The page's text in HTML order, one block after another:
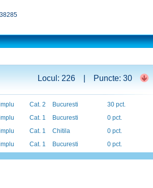
38285
Locul: 226 | Puncte: 30
Cat. 2 Bucuresti
30 pct.
Cat. 1 Bucuresti
0 pct.
Cat. 1 Chitila
0 pct.
Cat. 1 Bucuresti 0 pct.